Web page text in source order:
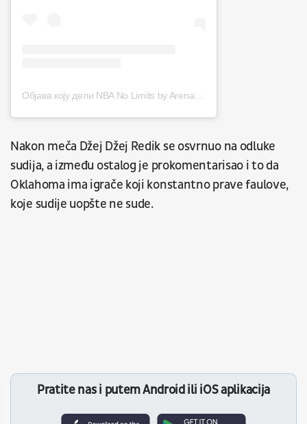
Објава коју дели NBA No Limits by Arena Sport (@nbanolimits)
Nakon meča Džej Džej Redik se osvrnuo na odluke
sudija, a između ostalog je prokomentarisao i to da
Oklahoma ima igrače koji konstantno prave faulove,
koje sudije uopšte ne sude.
Pratite nas i putem Android ili iOS aplikacija